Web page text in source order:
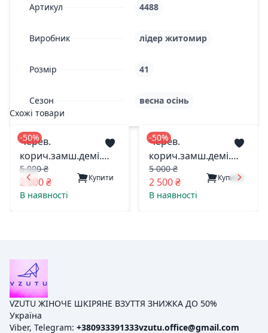
Артикул 4488
Виробник лідер житомир
Розмір 41
Сезон
весна осінь
Схожі товари
-50%
Черев.
корич.замш.демі.
4164 лідер житомир
41(р)
5 000 ₴
2 500 ₴ Купити
В наявності
-50%
Черев.
корич.замш.демі.
3549 лідер житомир
41(р)
5 000 ₴
2 500 ₴ Купити
В наявності
VZUTU ЖІНОЧЕ ШКІРЯНЕ ВЗУТТЯ ЗНИЖКА ДО 50%
Україна
Viber, Telegram: +380933391333vzutu.office@gmail.com